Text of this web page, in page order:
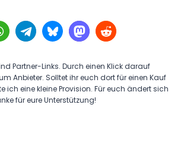
Partner-Links. Durch einen Klick darauf
Anbieter. Solltet ihr euch dort für einen Kauf
ich eine kleine Provision. Für euch ändert sich
für eure Unterstützung!